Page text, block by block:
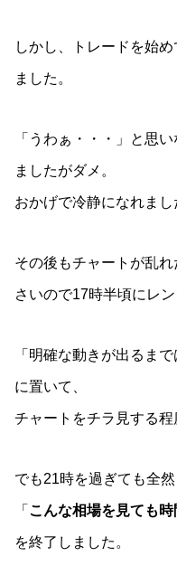
しかし、トレードを始
ました。
「うわぁ・・・」と思
ましたがダメ。
おかげで冷静になれまし
その後もチャートが乱
さいので17時半頃にレン
「明確な動きが出るま
に置いて、
チャートをチラ見する程
でも21時を過ぎても全然
「 こんな相場を見ても
を終了しました。